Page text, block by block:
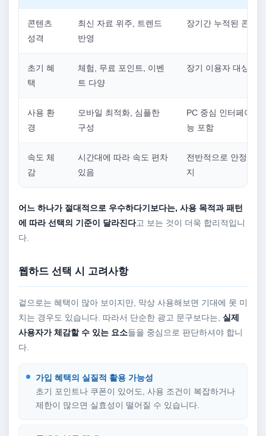
콘텐츠
성격
최신 자료 위주, 트렌드
반영
장기간 누적된 콘텐
초기 혜
택
체험, 무료 포인트, 이벤
트 다양
장기 이용자 대상 혜
사용 환
경
모바일 최적화, 심플한
구성
PC 중심 인터페이스,
능 포함
속도 체
감
시간대에 따라 속도 편차
있음
전반적으로 안정적인
지
어느 하나가 절대적으로 우수하다기보다는, 사용 목적과 패턴
에 따라 선택의 기준이 달라진다고 보는 것이 더욱 합리적입니
다.
웹하드 선택 시 고려사항
겉으로는 혜택이 많아 보이지만, 막상 사용해보면 기대에 못 미
치는 경우도 있습니다. 따라서 단순한 광고 문구보다는, 실제
사용자가 체감할 수 있는 요소들을 중심으로 판단하셔야 합니
다.
가입 혜택의 실질적 활용 가능성
초기 포인트나 쿠폰이 있어도, 사용 조건이 복잡하거나
제한이 많으면 실효성이 떨어질 수 있습니다.